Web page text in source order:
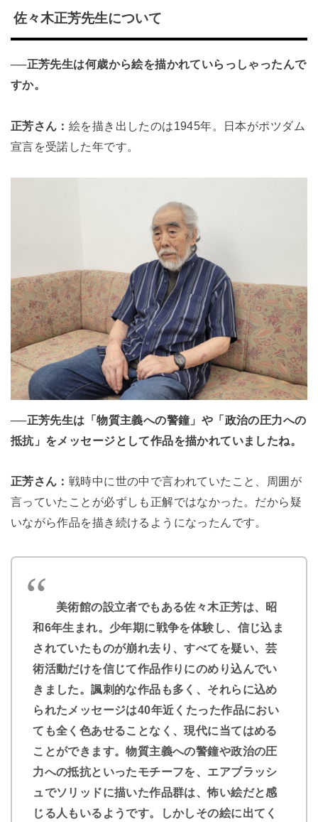
佐々木正芳先生について
──正芳先生は何歳から絵を描かれていらっしゃったんで
すか。
正芳さん： 絵を描き出したのは1945年。日本がポツダム
宣言を受諾した年です。
──正芳先生は「物質主義への警鐘」や「政治の圧力への
抵抗」をメッセージとして作品を描かれていましたね。
正芳さん： 戦時中に世の中で言われていたこと、周囲が
言っていたことが必ずしも正解ではなかった。だから疑
いながら作品を描き続けるようになったんです。
美術館の設立者でもある佐々木正芳は、昭
和6年生まれ。少年期に戦争を体験し、信じ込ま
されていたものが崩れ去り、すべてを疑い、芸
術活動だけを信じて作品作りにのめり込んでい
きました。諷刺的な作品も多く、それらに込め
られたメッセージは40年近くたった作品におい
ても全く色あせることなく、現代に当てはめる
ことができます。物質主義への警鐘や政治の圧
力への抵抗といったモチーフを、エアブラッシ
ュでソリッドに描いた作品群は、怖い絵だと感
じる人もいるようです。しかしその絵に出てく